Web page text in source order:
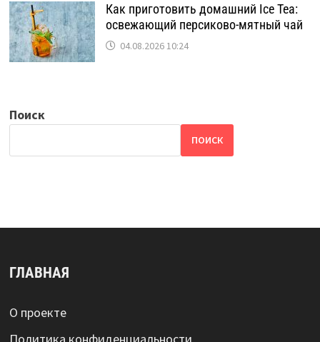
Как приготовить домашний Ice Tea:
освежающий персиково-мятный чай
04.08.2026 10:24
Поиск
ПОИСК
ГЛАВНАЯ
О проекте
Политика конфиденциальности